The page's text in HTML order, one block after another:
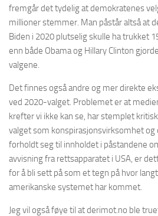
fremgår det tydelig at demokratenes
millioner stemmer. Man påstår altså at
Biden i 2020 plutselig skulle ha trukket
enn både Obama og Hillary Clinton
valgene.
Det finnes også andre og mer direkte
ved 2020-valget. Problemet er at
krefter vi ikke kan se, har stemplet
valget som konspirasjonsvirksomhet og
forholdt seg til innholdet i påstandene
avvisning fra rettsapparatet i USA, er
for å bli sett på som et tegn på hvor
amerikanske systemet har kommet.
Jeg vil også føye til at derimot.no ble